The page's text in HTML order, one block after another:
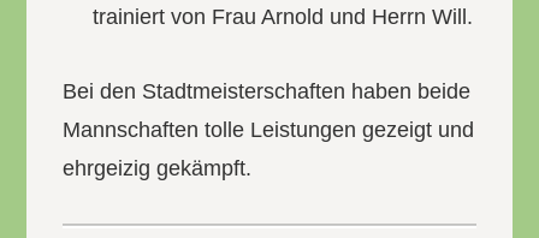
trainiert von Frau Arnold und Herrn Will.
Bei den Stadtmeisterschaften haben beide
Mannschaften tolle Leistungen gezeigt und
ehrgeizig gekämpft.